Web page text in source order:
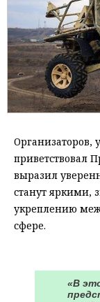
Организаторов,
приветствовал
выразил
станут яркими,
укреплению
сфере.
«В